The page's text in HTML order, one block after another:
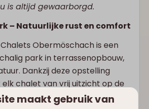
is altijd gewaarborgd.
– Natuurlijke rust en comfort
Obermöschach is een
park in terrassenopbouw,
Dankzij deze opstelling
chalet van vrij uitzicht op de
Ideaal voor gezinnen,
maakt gebruik van